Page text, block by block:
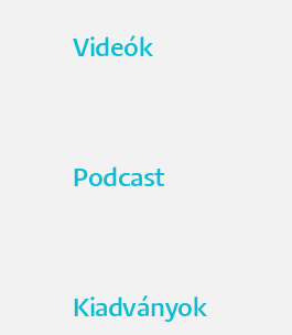
Videók
Podcast
Kiadványok